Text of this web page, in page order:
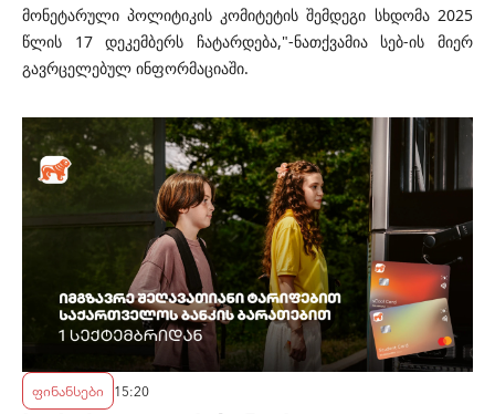
მონეტარული პოლიტიკის კომიტეტის შემდეგი სხდომა 2025
წლის 17 დეკემბერს ჩატარდება,"-ნათქვამია სებ-ის მიერ
გავრცელებულ ინფორმაციაში.
ფინანსები 15:20